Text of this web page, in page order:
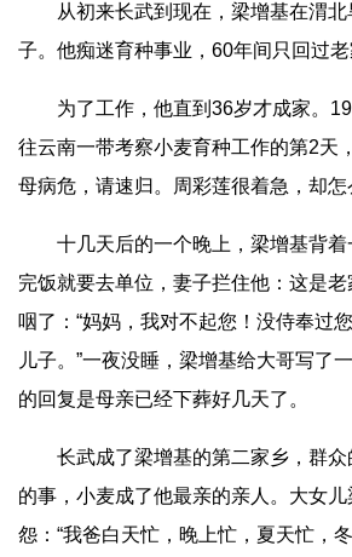
从初来长武到现在，梁增基在渭
子。他痴迷育种事业，60年间只回过老
为了工作，他直到36岁才成家。
往云南一带考察小麦育种工作的第2天
母病危，请速归。周彩莲很着急，却怎
十几天后的一个晚上，梁增基背
完饭就要去单位，妻子拦住他：这是
咽了：“妈妈，我对不起您！没侍奉过
儿子。”一夜没睡，梁增基给大哥写了
的回复是母亲已经下葬好几天了。
长武成了梁增基的第二家乡，群
的事，小麦成了他最亲的亲人。大女
怨：“我爸白天忙，晚上忙，夏天忙，